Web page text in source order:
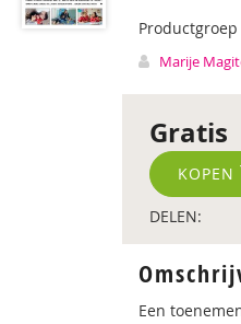
Productgroep
Marije
Gratis
KOPEN
DELEN:
Een